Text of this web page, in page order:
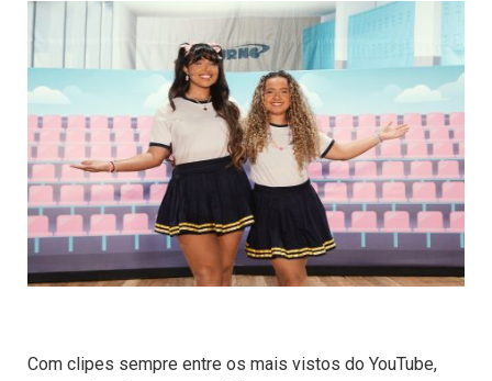
Com clipes sempre entre os mais vistos do YouTube,